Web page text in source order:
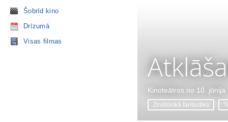
Šobrīd kino
Drīzumā
Visas filmas
Kinoteātros no 10. jūnija
Zinātniskā fantastika